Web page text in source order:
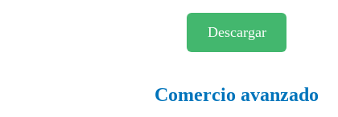
Descargar
Comercio avanzado